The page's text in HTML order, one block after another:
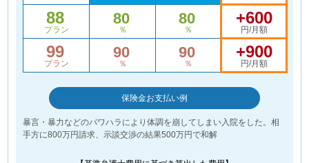
88
プラン
80
％
80
％
+600
円/月額
99
プラン
90
％
90
％
+900
円/月額
保険金お支払い例
暴言・暴力などのパワハラにより体調を崩してしまい入院をした。相
手方に800万円請求、示談交渉の結果500万円で和解